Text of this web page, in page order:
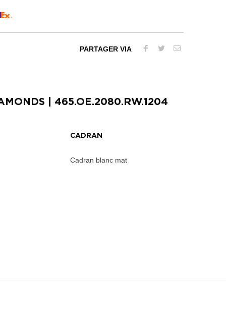
PARTAGER VIA
| 465.OE.2080.RW.1204
CADRAN
Cadran blanc mat